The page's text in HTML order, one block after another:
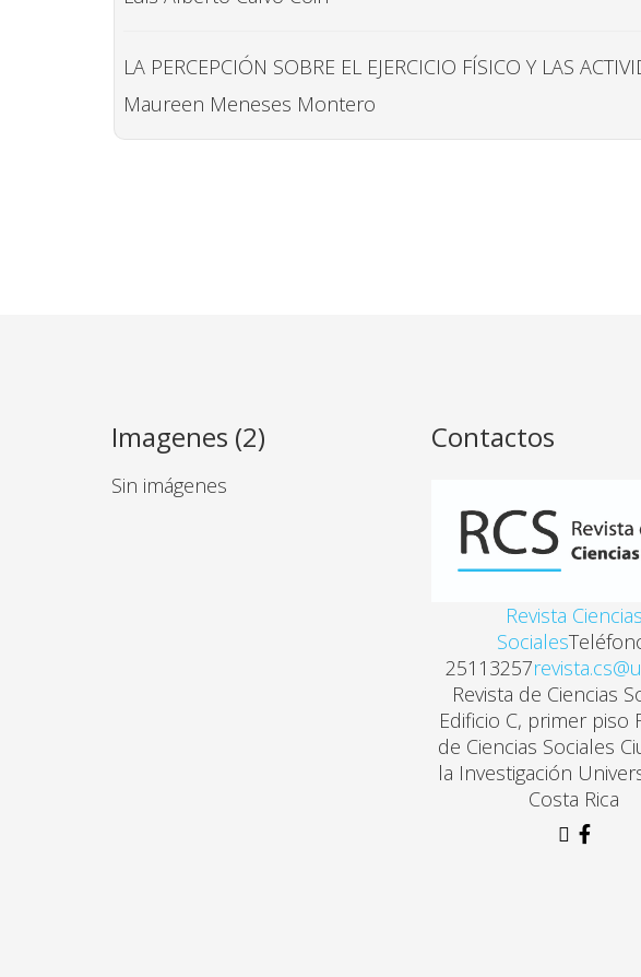
LA PERCEPCIÓN SOBRE EL EJERCICIO FÍSICO Y LAS
Maureen Meneses Montero
Imagenes (2)
Sin imágenes
Contactos
Revista Ciencias
Sociales
25113257
Revista de Ciencias
Edificio C, primer piso
de Ciencias Sociales
la Investigación
Costa Rica